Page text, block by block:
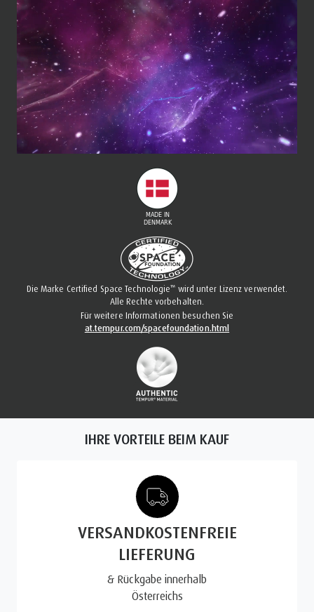
Die Marke Certified Space Technologie™ wird unter Lizenz verwendet.
Alle Rechte vorbehalten.
Für weitere Informationen besuchen Sie
at.tempur.com/spacefoundation.html
IHRE VORTEILE BEIM KAUF
VERSANDKOSTENFREIE
LIEFERUNG
& Rückgabe innerhalb
Österreichs